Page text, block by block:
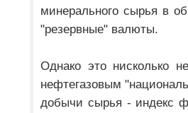
минерального сырья в
"резервные" валюты.
Однако это нисколько
нефтегазовым
добычи сырья - индекс